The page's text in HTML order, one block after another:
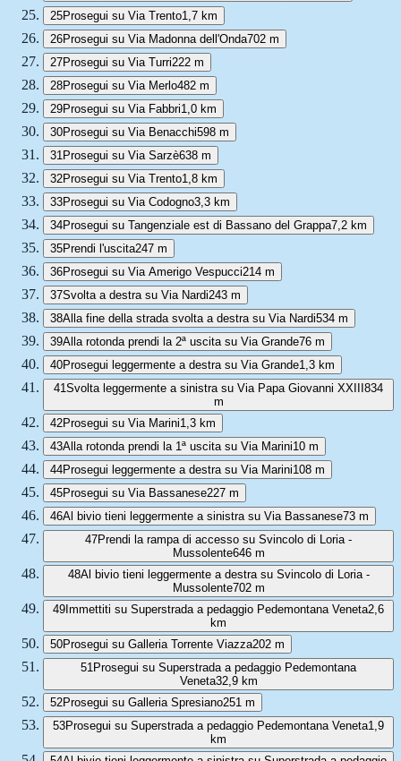
25Prosegui su Via Trento1,7 km
26Prosegui su Via Madonna dell'Onda702 m
27Prosegui su Via Turri222 m
28Prosegui su Via Merlo482 m
29Prosegui su Via Fabbri1,0 km
30Prosegui su Via Benacchi598 m
31 Prosegui su Via Sarzè638 m
32Prosegui su Via Trento1,8 km
33Prosegui su Via Codogno3,3 km
34Prosegui su Tangenziale est di Bassano del Grappa7,2 km
35Prendi l'uscita247 m
36Prosegui su Via Amerigo Vespucci214 m
37Svolta a destra su Via Nardi243 m
38Alla fine della strada svolta a destra su Via Nardi534 m
39Alla rotonda prendi la 2ª uscita su Via Grande76 m
40Prosegui leggermente a destra su Via Grande1,3 km
41Svolta leggermente a sinistra su Via Papa Giovanni XXIII834
m
42Prosegui su Via Marini1,3 km
43Alla rotonda prendi la 1ª uscita su Via Marini10 m
44Prosegui leggermente a destra su Via Marini108 m
45Prosegui su Via Bassanese227 m
46Al bivio tieni leggermente a sinistra su Via Bassanese73 m
47Prendi la rampa di accesso su Svincolo di Loria -
Mussolente646 m
48Al bivio tieni leggermente a destra su Svincolo di Loria -
Mussolente702 m
49Immettiti su Superstrada a pedaggio Pedemontana Veneta2,6
km
50Prosegui su Galleria Torrente Viazza202 m
51 Prosegui su Superstrada a pedaggio Pedemontana
Veneta32,9 km
52Prosegui su Galleria Spresiano251 m
53Prosegui su Superstrada a pedaggio Pedemontana Veneta1,9
km